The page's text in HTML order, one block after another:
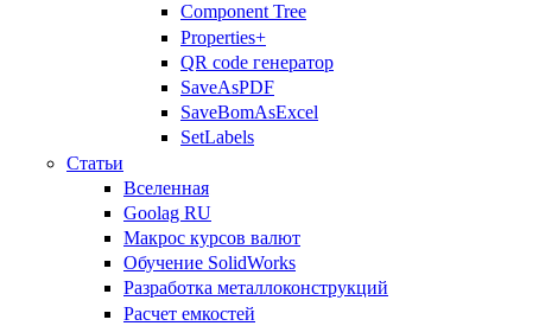
Component Tree
Properties+
QR code генератор
SaveAsPDF
SaveBomAsExcel
SetLabels
Статьи
Вселенная
Goolag RU
Макрос курсов валют
Обучение SolidWorks
Разработка металлоконструкций
Расчет емкостей